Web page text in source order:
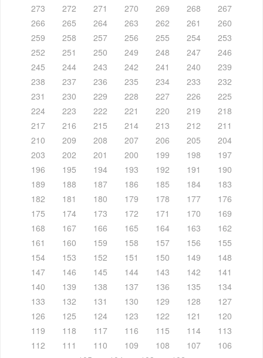
273
272 271 270 269 268
267
266
265 264 263 262 261
260
259
258 257 256 255 254
253
252
251 250 249 248 247
246
245
244 243 242 241 240
239
238
237 236 235 234 233
232
231
230 229 228 227 226
225
224
223 222 221 220 219
218
217
216 215 214 213 212
211
210
209 208 207 206 205
204
203
202 201 200 199 198
197
196
195 194 193 192 191
190
189
188 187 186 185 184
183
182
181 180 179 178 177
176
175
174 173 172 171 170
169
168
167 166 165 164 163
162
161
160 159 158 157 156
155
154
153 152 151 150 149
148
147
146 145 144 143 142
141
140
139 138 137 136 135
134
133
132 131 130 129 128
127
126
125 124 123 122 121
120
119
118 117 116 115 114
113
112
111 110 109 108 107
106